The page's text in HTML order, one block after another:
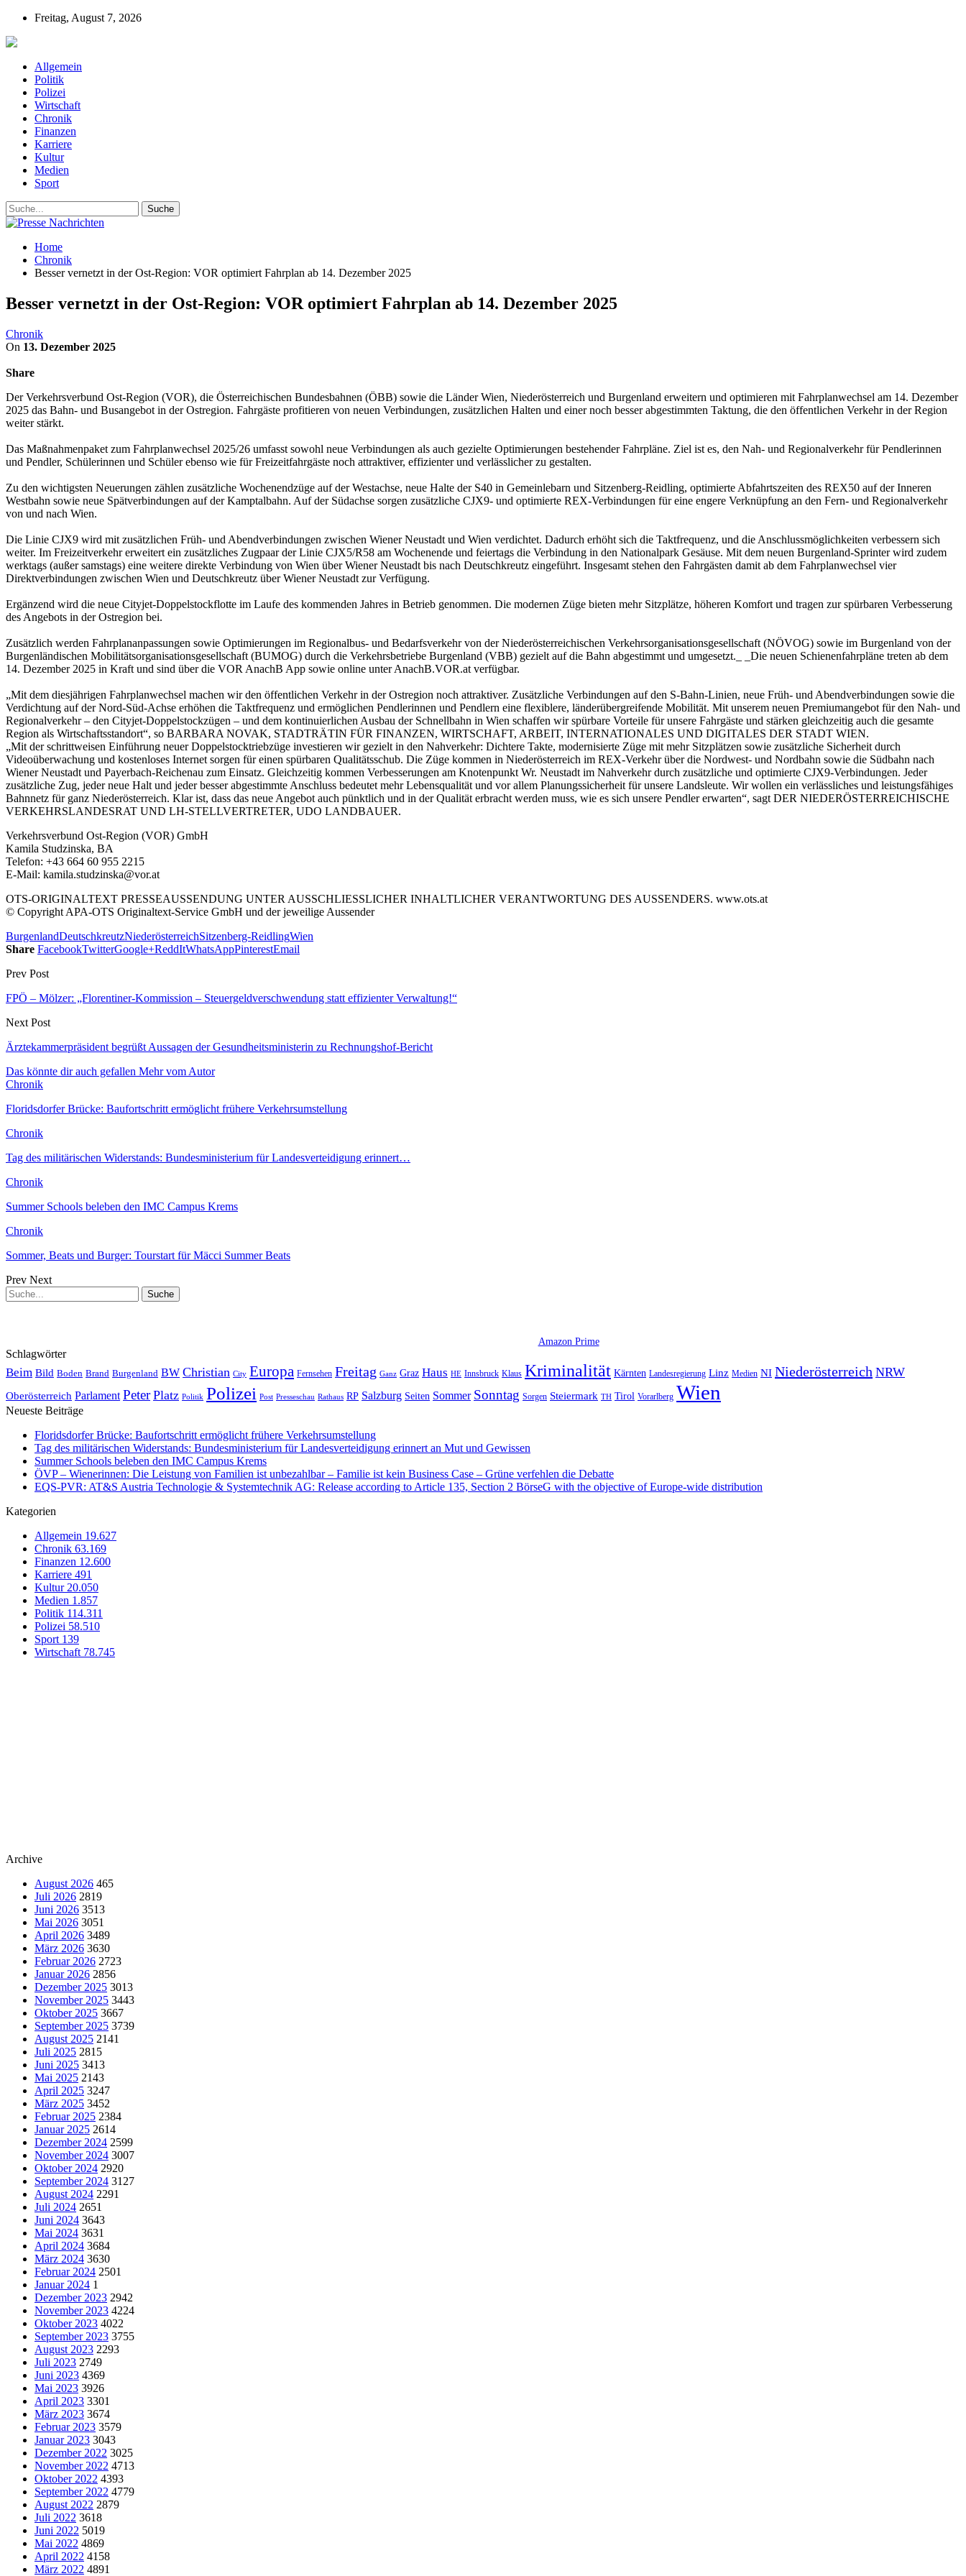
Freitag, August 7, 2026
Allgemein
Politik
Polizei
Wirtschaft
Chronik
Finanzen
Karriere
Kultur
Medien
Sport
Home
Chronik
Besser vernetzt in der Ost-Region: VOR optimiert Fahrplan ab 14. Dezember 2025
Besser vernetzt in der Ost-Region: VOR optimiert Fahrplan ab 14. Dezember 2025
Chronik
On 13. Dezember 2025
Share
Der Verkehrsverbund Ost-Region (VOR), die Österreichischen Bundesbahnen (ÖBB) sowie die Länder Wien, Niederösterreich und Burgenland erweitern und optimieren mit Fahrplanwechsel am 14. Dezember
2025 das Bahn- und Busangebot in der Ostregion. Fahrgäste profitieren von neuen Verbindungen, zusätzlichen Halten und einer noch besser abgestimmten Taktung, die den öffentlichen Verkehr in der Region
weiter stärkt.
Das Maßnahmenpaket zum Fahrplanwechsel 2025/26 umfasst sowohl neue Verbindungen als auch gezielte Optimierungen bestehender Fahrpläne. Ziel ist es, den Nah- und Regionalverkehr für Pendlerinnen
und Pendler, Schülerinnen und Schüler ebenso wie für Freizeitfahrgäste noch attraktiver, effizienter und verlässlicher zu gestalten.
Zu den wichtigsten Neuerungen zählen zusätzliche Wochenendzüge auf der Westachse, neue Halte der S40 in Gemeinlebarn und Sitzenberg-Reidling, optimierte Abfahrtszeiten des REX50 auf der Inneren
Westbahn sowie neue Spätverbindungen auf der Kamptalbahn. Auf der Südachse sorgen zusätzliche CJX9- und optimierte REX-Verbindungen für eine engere Verknüpfung an den Fern- und Regionalverkehr
von und nach Wien.
Die Linie CJX9 wird mit zusätzlichen Früh- und Abendverbindungen zwischen Wiener Neustadt und Wien verdichtet. Dadurch erhöht sich die Taktfrequenz, und die Anschlussmöglichkeiten verbessern sich
weiter. Im Freizeitverkehr erweitert ein zusätzliches Zugpaar der Linie CJX5/R58 am Wochenende und feiertags die Verbindung in den Nationalpark Gesäuse. Mit dem neuen Burgenland-Sprinter wird zudem
werktags (außer samstags) eine weitere direkte Verbindung von Wien über Wiener Neustadt bis nach Deutschkreutz eingeführt. Insgesamt stehen den Fahrgästen damit ab dem Fahrplanwechsel vier
Direktverbindungen zwischen Wien und Deutschkreutz über Wiener Neustadt zur Verfügung.
Ergänzend wird die neue Cityjet-Doppelstockflotte im Laufe des kommenden Jahres in Betrieb genommen. Die modernen Züge bieten mehr Sitzplätze, höheren Komfort und tragen zur spürbaren Verbesserung
des Angebots in der Ostregion bei.
Zusätzlich werden Fahrplananpassungen sowie Optimierungen im Regionalbus- und Bedarfsverkehr von der Niederösterreichischen Verkehrsorganisationsgesellschaft (NÖVOG) sowie im Burgenland von der
Burgenländischen Mobilitätsorganisationsgesellschaft (BUMOG) durch die Verkehrsbetriebe Burgenland (VBB) gezielt auf die Bahn abgestimmt und umgesetzt._ _Die neuen Schienenfahrpläne treten ab dem
14. Dezember 2025 in Kraft und sind über die VOR AnachB App sowie online unter AnachB.VOR.at verfügbar.
„Mit dem diesjährigen Fahrplanwechsel machen wir den öffentlichen Verkehr in der Ostregion noch attraktiver. Zusätzliche Verbindungen auf den S-Bahn-Linien, neue Früh- und Abendverbindungen sowie die
Verdichtung auf der Nord-Süd-Achse erhöhen die Taktfrequenz und ermöglichen Pendlerinnen und Pendlern eine flexiblere, länderübergreifende Mobilität. Mit unserem neuen Premiumangebot für den Nah- und
Regionalverkehr – den Cityjet-Doppelstockzügen – und dem kontinuierlichen Ausbau der Schnellbahn in Wien schaffen wir spürbare Vorteile für unsere Fahrgäste und stärken gleichzeitig auch die gesamte
Region als Wirtschaftsstandort“, so BARBARA NOVAK, STADTRÄTIN FÜR FINANZEN, WIRTSCHAFT, ARBEIT, INTERNATIONALES UND DIGITALES DER STADT WIEN.
„Mit der schrittweisen Einführung neuer Doppelstocktriebzüge investieren wir gezielt in den Nahverkehr: Dichtere Takte, modernisierte Züge mit mehr Sitzplätzen sowie zusätzliche Sicherheit durch
Videoüberwachung und kostenloses Internet sorgen für einen spürbaren Qualitätsschub. Die Züge kommen in Niederösterreich im REX-Verkehr über die Nordwest- und Nordbahn sowie die Südbahn nach
Wiener Neustadt und Payerbach-Reichenau zum Einsatz. Gleichzeitig kommen Verbesserungen am Knotenpunkt Wr. Neustadt im Nahverkehr durch zusätzliche und optimierte CJX9-Verbindungen. Jeder
zusätzliche Zug, jeder neue Halt und jeder besser abgestimmte Anschluss bedeutet mehr Lebensqualität und vor allem Planungssicherheit für unsere Landsleute. Wir wollen ein verlässliches und leistungsfähiges
Bahnnetz für ganz Niederösterreich. Klar ist, dass das neue Angebot auch pünktlich und in der Qualität erbracht werden muss, wie es sich unsere Pendler erwarten“, sagt DER NIEDERÖSTERREICHISCHE
VERKEHRSLANDESRAT UND LH-STELLVERTRETER, UDO LANDBAUER.
Verkehrsverbund Ost-Region (VOR) GmbH
Kamila Studzinska, BA
Telefon: +43 664 60 955 2215
E-Mail: kamila.studzinska@vor.at
OTS-ORIGINALTEXT PRESSEAUSSENDUNG UNTER AUSSCHLIESSLICHER INHALTLICHER VERANTWORTUNG DES AUSSENDERS. www.ots.at
© Copyright APA-OTS Originaltext-Service GmbH und der jeweilige Aussender
BurgenlandDeutschkreutzNiederösterreichSitzenberg-ReidlingWien
Share FacebookTwitterGoogle+ReddItWhatsAppPinterestEmail
Prev Post
FPÖ – Mölzer: „Florentiner-Kommission – Steuergeldverschwendung statt effizienter Verwaltung!“
Next Post
Ärztekammerpräsident begrüßt Aussagen der Gesundheitsministerin zu Rechnungshof-Bericht
Das könnte dir auch gefallen Mehr vom Autor
Chronik
Floridsdorfer Brücke: Baufortschritt ermöglicht frühere Verkehrsumstellung
Chronik
Tag des militärischen Widerstands: Bundesministerium für Landesverteidigung erinnert…
Chronik
Summer Schools beleben den IMC Campus Krems
Chronik
Sommer, Beats und Burger: Tourstart für Mäcci Summer Beats
Prev Next
Amazon Prime
Schlagwörter
Beim Bild Boden Brand Burgenland BW Christian City Europa Fernsehen Freitag Ganz Graz Haus HE Innsbruck Klaus Kriminalität Kärnten Landesregierung Linz Medien NI Niederösterreich NRW
Oberösterreich Parlament Peter Platz Politik Polizei Post Presseschau Rathaus RP Salzburg Seiten Sommer Sonntag Sorgen Steiermark TH Tirol Vorarlberg Wien
Neueste Beiträge
Floridsdorfer Brücke: Baufortschritt ermöglicht frühere Verkehrsumstellung
Tag des militärischen Widerstands: Bundesministerium für Landesverteidigung erinnert an Mut und Gewissen
Summer Schools beleben den IMC Campus Krems
ÖVP – Wienerinnen: Die Leistung von Familien ist unbezahlbar – Familie ist kein Business Case – Grüne verfehlen die Debatte
EQS-PVR: AT&S Austria Technologie & Systemtechnik AG: Release according to Article 135, Section 2 BörseG with the objective of Europe-wide distribution
Kategorien
Allgemein 19.627
Chronik 63.169
Finanzen 12.600
Karriere 491
Kultur 20.050
Medien 1.857
Politik 114.311
Polizei 58.510
Sport 139
Wirtschaft 78.745
Archive
August 2026 465
Juli 2026 2819
Juni 2026 3513
Mai 2026 3051
April 2026 3489
März 2026 3630
Februar 2026 2723
Januar 2026 2856
Dezember 2025 3013
November 2025 3443
Oktober 2025 3667
September 2025 3739
August 2025 2141
Juli 2025 2815
Juni 2025 3413
Mai 2025 2143
April 2025 3247
März 2025 3452
Februar 2025 2384
Januar 2025 2614
Dezember 2024 2599
November 2024 3007
Oktober 2024 2920
September 2024 3127
August 2024 2291
Juli 2024 2651
Juni 2024 3643
Mai 2024 3631
April 2024 3684
März 2024 3630
Februar 2024 2501
Januar 2024 1
Dezember 2023 2942
November 2023 4224
Oktober 2023 4022
September 2023 3755
August 2023 2293
Juli 2023 2749
Juni 2023 4369
Mai 2023 3926
April 2023 3301
März 2023 3674
Februar 2023 3579
Januar 2023 3043
Dezember 2022 3025
November 2022 4713
Oktober 2022 4393
September 2022 4779
August 2022 2879
Juli 2022 3618
Juni 2022 5019
Mai 2022 4869
April 2022 4158
März 2022 4891